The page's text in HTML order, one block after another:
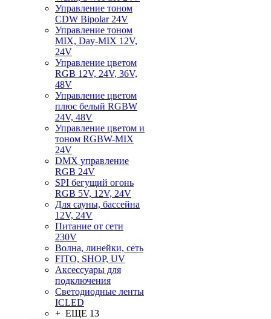
Управление тоном
CDW Bipolar 24V
Управление тоном
MIX, Day-MIX 12V,
24V
Управление цветом
RGB 12V, 24V, 36V,
48V
Управление цветом
плюс белый RGBW
24V, 48V
Управление цветом и
тоном RGBW-MIX
24V
DMX управление
RGB 24V
SPI бегущий огонь
RGB 5V, 12V, 24V
Для сауны, бассейна
12V, 24V
Питание от сети
230V
Волна, линейки, сеть
FITO, SHOP, UV
Аксессуары для
подключения
Светодиодные ленты
ICLED
+ ЕЩЕ 13